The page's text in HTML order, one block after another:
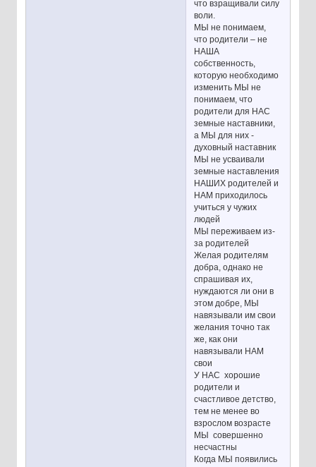
что взращивали силу
воли.
МЫ не понимаем,
что родители – не
НАША
собственность,
которую необходимо
изменить МЫ не
понимаем, что
родители для НАС
земные наставники,
а МЫ для них -
духовный наставник
МЫ не усваивали
земные наставления
НАШИХ родителей и
НАМ приходилось
учиться у чужих
людей
МЫ переживаем из-
за родителей
Желая родителям
добра, однако не
спрашивая их,
нуждаются ли они в
этом добре, МЫ
навязывали им свои
желания точно так
же, как они
навязывали НАМ
свои
У НАС хорошие
родители и
счастливое детство,
тем не менее во
взрослом возрасте
МЫ совершенно
несчастны
Когда МЫ появились